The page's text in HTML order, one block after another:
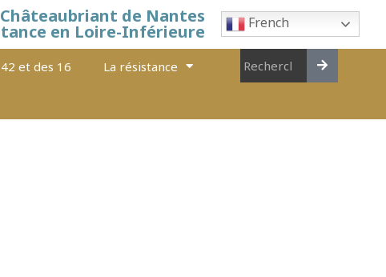
de Nantes
en Loire-Inférieure French
et des 16 La résistance